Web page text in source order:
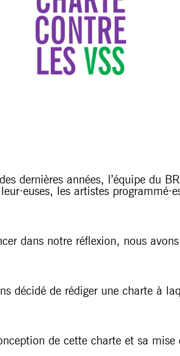
dernières années, l’équipe du
les artistes
dans notre réflexion, nous
décidé de rédiger une charte à
de cette charte et sa